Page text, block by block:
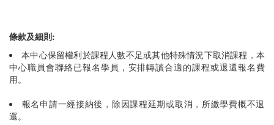
條款及細則:
本中心保留權利於課程人數不足或其他特殊情況下取消課程，本
中心職員會聯絡已報名學員，安排轉讀合適的課程或退還報名費
用。
報名申請一經接納後，除因課程延期或取消，所繳學費概不退
還。